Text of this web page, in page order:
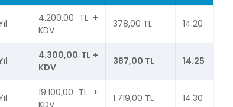
4.200,00 TL +
KDV
378,00 TL 14.20
4.300,00 TL +
KDV
387,00 TL 14.25
19.100,00 TL +
1.719,00 TL 14.30